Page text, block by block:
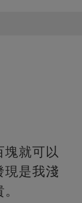
塊就可以
現是我淺